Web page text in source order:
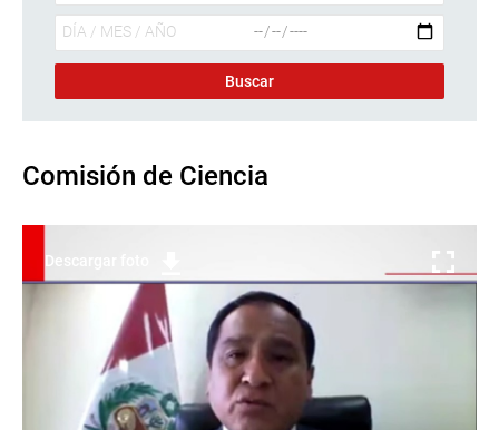
Comisión de Ciencia
Descargar foto